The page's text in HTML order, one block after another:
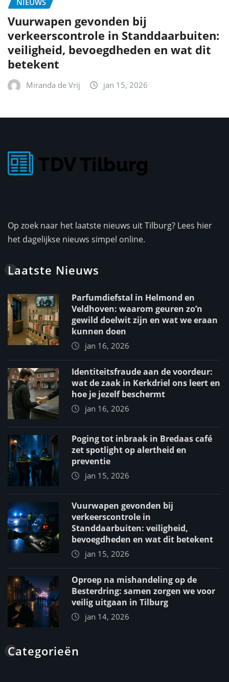
NIEUWS
Vuurwapen gevonden bij
verkeerscontrole in Standdaarbuiten:
veiligheid, bevoegdheden en wat dit
betekent
Miranda de Vrij jan 15, 2026
Op zoek naar het laatste nieuws uit Tilburg? Lees hier
het dagelijkse nieuws simpel online.
Laatste Nieuws
Parfumdiefstal in Helmond en
Veldhoven: waarom geuren zo’n
gewild doelwit zijn en wat we eraan
kunnen doen
jan 16, 2026
Identiteitsfraude aan de voordeur:
wat de zaak in Kerkdriel ons leert en
hoe je jezelf beschermt
jan 16, 2026
Poging tot inbraak in Bredaas café
zet spotlight op alertheid en
preventie
jan 15, 2026
Vuurwapen gevonden bij
verkeerscontrole in
Standdaarbuiten: veiligheid,
bevoegdheden en wat dit betekent
jan 15, 2026
Oproep na mishandeling op de
Besterdring: samen zorgen we voor
veilig uitgaan in Tilburg
jan 14, 2026
Categorieën